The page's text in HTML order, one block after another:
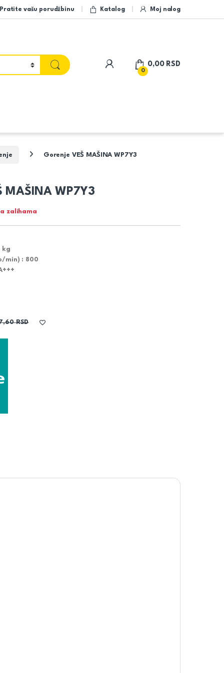
Pratite vašu porudžbinu Katalog Moj nalog
My Account
0
0,00 RSD
Gorenje VEŠ MAŠINA WP7Y3
MAŠINA WP7Y3
zalihama
kg
min) : 800
RSD